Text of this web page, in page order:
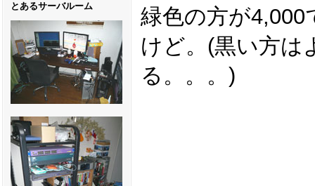
とあるサーバルーム
緑色の方が
けど。(黒い方は
る。。。)